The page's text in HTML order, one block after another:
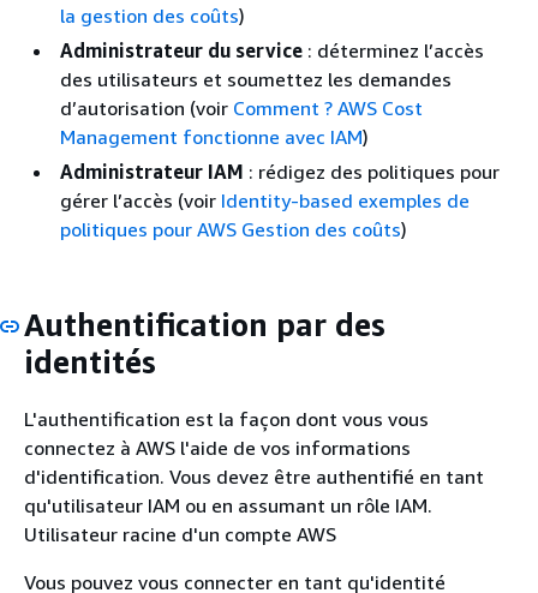
la gestion des coûts)
Administrateur du service : déterminez l’accès
des utilisateurs et soumettez les demandes
d’autorisation (voir Comment ? AWS Cost
Management fonctionne avec IAM)
Administrateur IAM : rédigez des politiques pour
gérer l’accès (voir Identity-based exemples de
politiques pour AWS Gestion des coûts)
Authentification par des
identités
L'authentification est la façon dont vous vous
connectez à AWS l'aide de vos informations
d'identification. Vous devez être authentifié en tant
qu'utilisateur IAM ou en assumant un rôle IAM.
Utilisateur racine d'un compte AWS
Vous pouvez vous connecter en tant qu'identité